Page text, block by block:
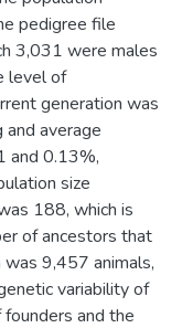
pedigree file
3,031 were males
level of
generation was
average
and 0.13%,
size
188, which is
of ancestors that
9,457 animals,
variability of
and the